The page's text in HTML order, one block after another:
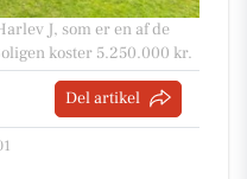
J, som er en af de
koster 5.250.000 kr.
Del artikel